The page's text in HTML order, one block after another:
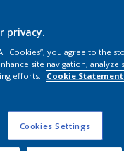
privacy.
Cookies”, you agree to the
site navigation, analyze
efforts.
Cookie
Cookies Settings